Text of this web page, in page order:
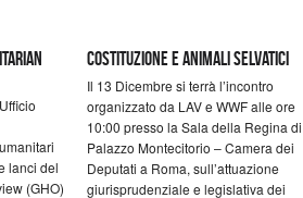
lanci del
(GHO)
Costituzione e animali selvatici
Il 13 Dicembre si terrà l’incontro
organizzato da LAV e WWF alle ore
10:00 presso la Sala della Regina di
Palazzo Montecitorio – Camera dei
Deputati a Roma, sull’attuazione
giurisprudenziale e legislativa dei